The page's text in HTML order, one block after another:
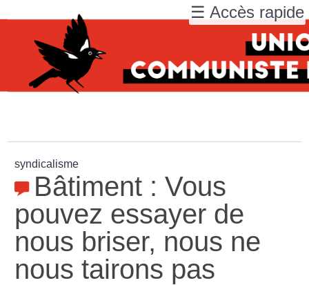
syndicalisme
Bâtiment : Vous
pouvez essayer de
nous briser, nous ne
nous tairons pas
☰ Accès rapide